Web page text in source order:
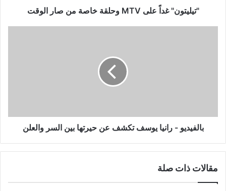
"تيليتون" غداً على MTV وحلقة خاصة من صار الوقت
السر
والعلنبالفيديو - رانيا يوسف تكشف عن حيرتها بين السر والعلن
مقالات ذات صلة